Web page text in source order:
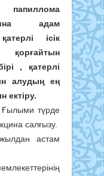
папиллома
адам
ісік
қорғайтын
, қатерлі
алудың ең
ектіру.
түрде
салғызу.
астам